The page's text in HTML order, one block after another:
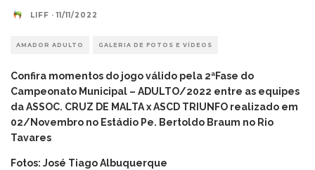
LIFF · 11/11/2022
AMADOR ADULTO GALERIA DE FOTOS E VÍDEOS
Confira momentos do jogo válido pela 2ªFase do
Campeonato Municipal – ADULTO/2022 entre as equipes
da ASSOC. CRUZ DE MALTA x ASCD TRIUNFO realizado em
02/Novembro no Estádio Pe. Bertoldo Braum no Rio
Tavares
Fotos: José Tiago Albuquerque